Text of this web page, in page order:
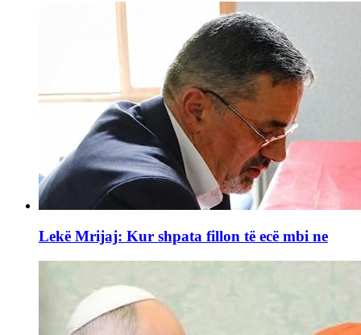
Lekë Mrijaj: Kur shpata fillon të ecë mbi ne